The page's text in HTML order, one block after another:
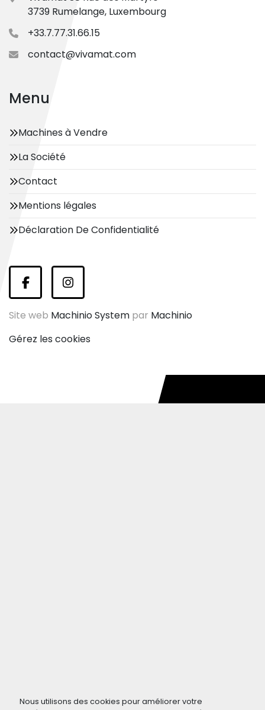
Nous utilisons des cookies pour améliorer votre
3739 Rumelange, Luxembourg
+33.7.77.31.66.15
contact@vivamat.com
Menu
Machines à Vendre
La Société
Contact
Mentions légales
Déclaration De Confidentialité
facebookinstagram
Site web Machinio System par Machinio
Gérez les cookies